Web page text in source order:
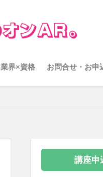
業界×資格 お問合せ・お申
講座申